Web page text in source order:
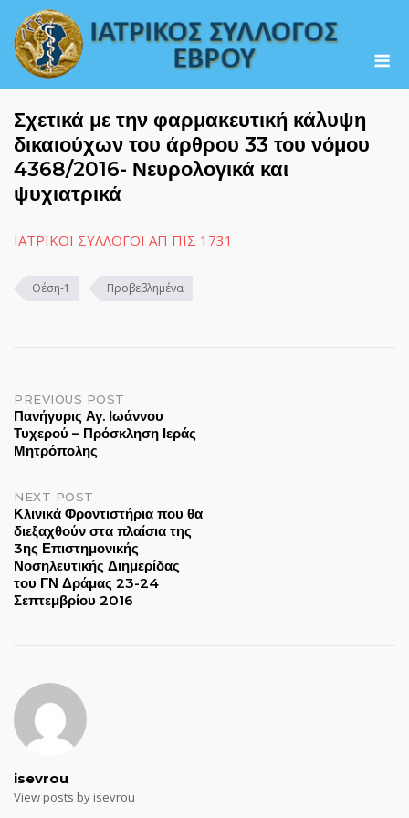
content
Σχετικά με την φαρμακευτική κάλυψη
δικαιούχων του άρθρου 33 του νόμου
4368/2016- Νευρολογικά και
ψυχιατρικά
ΙΑΤΡΙΚΟΙ ΣΥΛΛΟΓΟΙ ΑΠ ΠΙΣ 1731
Θέση-1 Προβεβλημένα
Post
navigation
PREVIOUS POST
Πανήγυρις Αγ. Ιωάννου
Τυχερού – Πρόσκληση Ιεράς
Μητρόπολης
NEXT POST
Κλινικά Φροντιστήρια που θα
διεξαχθούν στα πλαίσια της
3ης Επιστημονικής
Νοσηλευτικής Διημερίδας
του ΓΝ Δράμας 23-24
Σεπτεμβρίου 2016
isevrou
View posts by isevrou